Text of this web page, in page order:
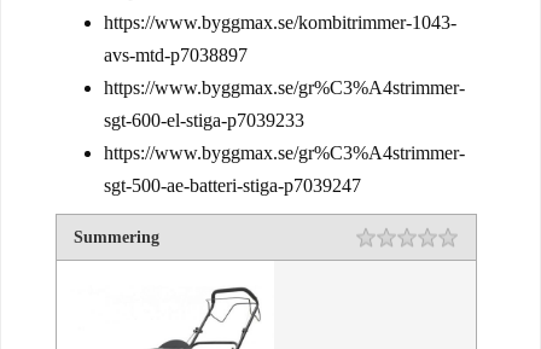
https://www.byggmax.se/kombitrimmer-1043-
avs-mtd-p7038897
https://www.byggmax.se/gr%C3%A4strimmer-
sgt-600-el-stiga-p7039233
https://www.byggmax.se/gr%C3%A4strimmer-
sgt-500-ae-batteri-stiga-p7039247
Summering Rating 1 star
2 stars
3 stars
4 stars
5 stars